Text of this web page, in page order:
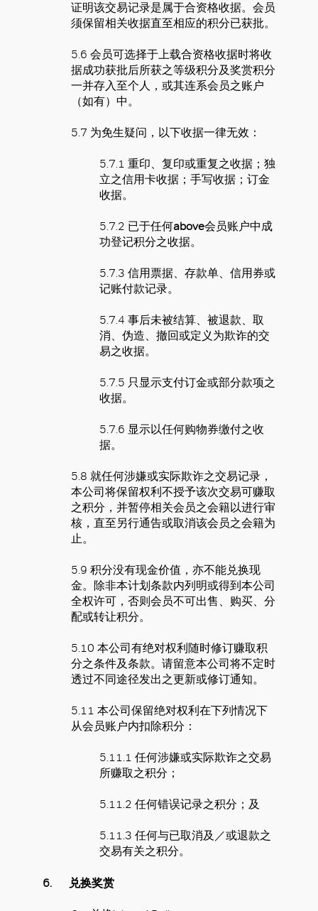
证明该交易记录是属于合资格收据。会员
须保留相关收据直至相应的积分已获批。
5.6 会员可选择于上载合资格收据时将收
据成功获批后所获之等级积分及奖赏积分
一并存入至个人，或其连系会员之账户
（如有）中。
5.7 为免生疑问，以下收据一律无效：
5.7.1 重印、复印或重复之收据；独
立之信用卡收据；手写收据；订金
收据。
5.7.2 已于任何above会员账户中成
功登记积分之收据。
5.7.3 信用票据、存款单、信用券或
记账付款记录。
5.7.4 事后未被结算、被退款、取
消、伪造、撤回或定义为欺诈的交
易之收据。
5.7.5 只显示支付订金或部分款项之
收据。
5.7.6 显示以任何购物券缴付之收
据。
5.8 就任何涉嫌或实际欺诈之交易记录，
本公司将保留权利不授予该次交易可赚取
之积分，并暂停相关会员之会籍以进行审
核，直至另行通告或取消该会员之会籍为
止。
5.9 积分没有现金价值，亦不能兑换现
金。除非本计划条款内列明或得到本公司
全权许可，否则会员不可出售、购买、分
配或转让积分。
5.10 本公司有绝对权利随时修订赚取积
分之条件及条款。请留意本公司将不定时
透过不同途径发出之更新或修订通知。
5.11 本公司保留绝对权利在下列情况下
从会员账户内扣除积分：
5.11.1 任何涉嫌或实际欺诈之交易
所赚取之积分；
5.11.2 任何错误记录之积分；及
5.11.3 任何与已取消及／或退款之
交易有关之积分。
6. 兑换奖赏